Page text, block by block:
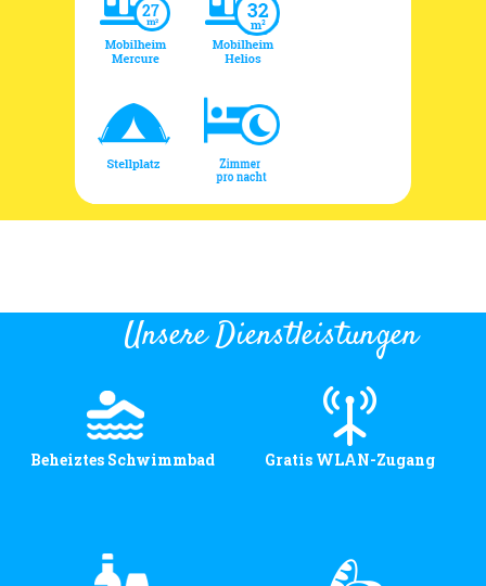
Unsere Dienstleistungen
Beheiztes Schwimmbad Gratis WLAN-Zugang